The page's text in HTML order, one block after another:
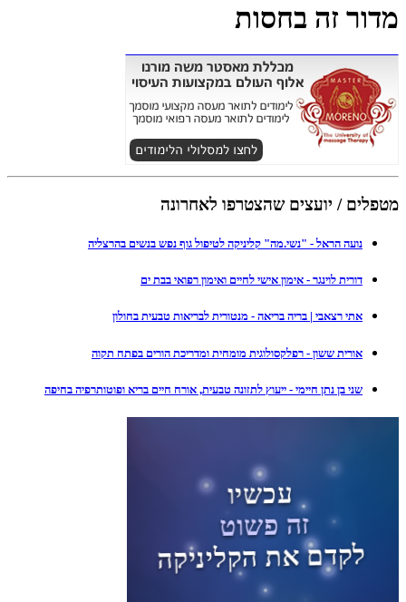
מדור זה בחסות
מטפלים / יועצים שהצטרפו לאחרונה
נועה הראל - "נשי.מה" קליניקה לטיפול גוף נפש בנשים בהרצליה
דורית לוינגר - אימון אישי לחיים ואימון רפואי בבת ים
אתי רצאבי | בריה בריאה - מנטורית לבריאות טבעית בחולון
אורית ששון - רפלקסולוגית מומחית ומדריכת הורים בפתח תקוה
שני בן נתן חיימי - ייעוץ לתזונה טבעית, אורח חיים בריא ופוטותרפיה בחיפה